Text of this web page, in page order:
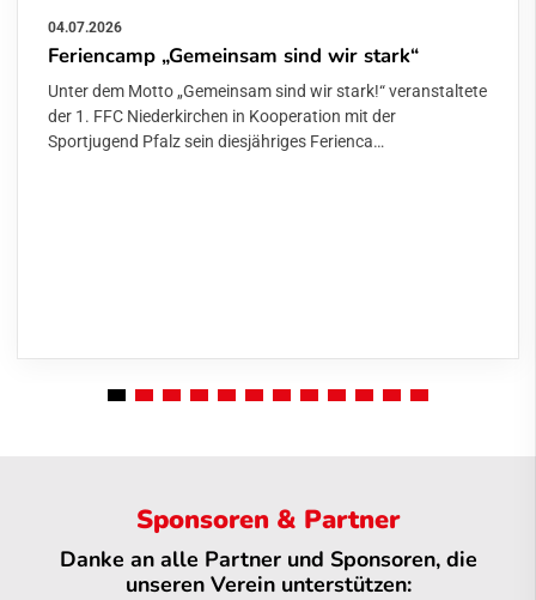
04.07.2026
Feriencamp „Gemeinsam sind wir stark“
Unter dem Motto „Gemeinsam sind wir stark!“ veranstaltete
der 1. FFC Niederkirchen in Kooperation mit der
Sportjugend Pfalz sein diesjähriges Ferienca…
Sponsoren & Partner
Danke an alle Partner und Sponsoren, die
unseren Verein unterstützen: